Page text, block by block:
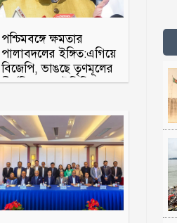
পশ্চিমবঙ্গে ক্ষমতার
পালাবদলের ইঙ্গিত:এগিয়ে
বিজেপি, ভাঙছে তৃণমূলের
দীর্ঘদিনের ভোটভিত্তি